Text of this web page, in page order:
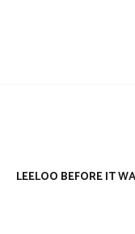
LEELOO BEFORE IT